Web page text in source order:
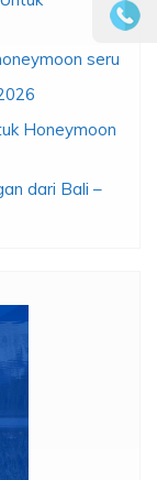
seru
Honeymoon
dari Bali –